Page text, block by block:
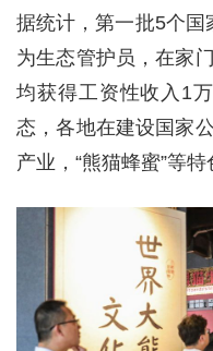
据统计，第一批5个
为生态管护员，在家
均获得工资性收入1
态，各地在建设国家
产业，“熊猫蜂蜜”等